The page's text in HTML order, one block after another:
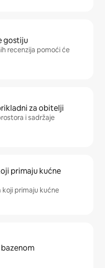
gostiju
recenzija pomoći će
za obitelji
i sadržaje
primaju kućne
koji primaju kućne